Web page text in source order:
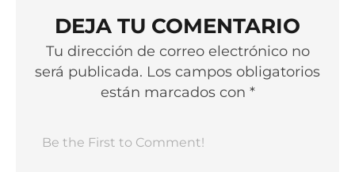
DEJA TU COMENTARIO
Tu dirección de correo electrónico no
será publicada. Los campos obligatorios
están marcados con *